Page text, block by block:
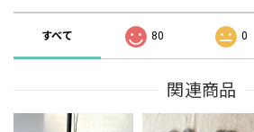
すべて 80 0
関連商品